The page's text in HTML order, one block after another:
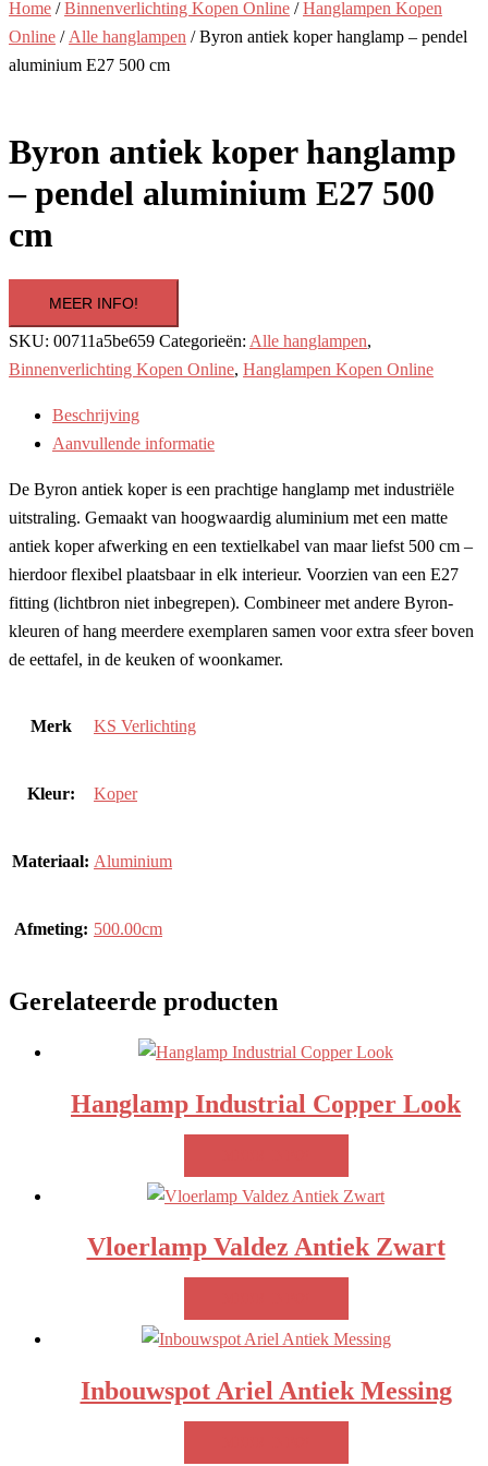
Home /Binnenverlichting Kopen Online /Hanglampen Kopen
Online / Alle hanglampen / Byron antiek koper hanglamp – pendel
aluminium E27 500 cm
Byron antiek koper hanglamp
– pendel aluminium E27 500
cm
MEER INFO!
SKU: 00711a5be659 Categorieën: Alle hanglampen,
Binnenverlichting Kopen Online, Hanglampen Kopen Online
Beschrijving
Aanvullende informatie
De Byron antiek koper is een prachtige hanglamp met industriële
uitstraling. Gemaakt van hoogwaardig aluminium met een matte
antiek koper afwerking en een textielkabel van maar liefst 500 cm –
hierdoor flexibel plaatsbaar in elk interieur. Voorzien van een E27
fitting (lichtbron niet inbegrepen). Combineer met andere Byron-
kleuren of hang meerdere exemplaren samen voor extra sfeer boven
de eettafel, in de keuken of woonkamer.
Merk KS Verlichting
Kleur: Koper
Materiaal: Aluminium
Afmeting: 500.00cm
Gerelateerde producten
Hanglamp Industrial Copper Look
Vloerlamp Valdez Antiek Zwart
Inbouwspot Ariel Antiek Messing